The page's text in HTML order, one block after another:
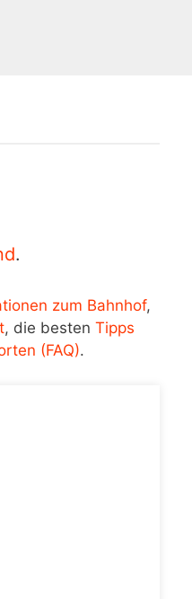
.
zum Bahnhof,
, die besten Tipps
(FAQ).